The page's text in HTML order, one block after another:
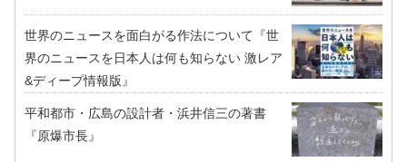
世界のニュースを面白がる作法について『世
界のニュースを日本人は何も知らない 激レア
&ディープ情報版』
平和都市・広島の設計者・浜井信三の著書
『原爆市長』